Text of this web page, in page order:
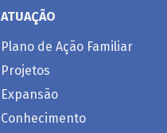
ATUAÇÃO
Plano de Ação Familiar
Projetos
Expansão
Conhecimento